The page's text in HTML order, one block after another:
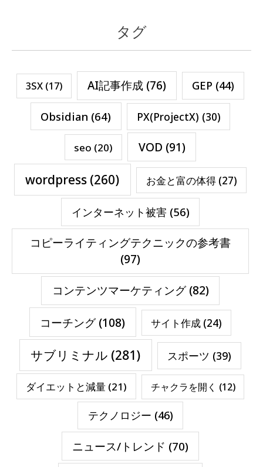
タグ
3SX(17) AI記事作成(76) GEP (44)
Obsidian (64) PX(ProjectX) (30)
seo (20) VOD (91)
wordpress (260) お金と富の体得(27)
インターネット被害(56)
コピーライティングテクニックの参考書
(97)
コンテンツマーケティング(82)
コーチング(108) サイト作成 (24)
サブリミナル (281) スポーツ (39)
ダイエットと減量 (21) チャクラを開く (12)
テクノロジー (46)
ニュース/トレンド (70)